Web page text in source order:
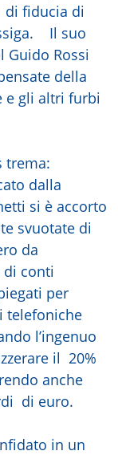
fiducia di
Il suo
Guido Rossi
della
e gli altri furbi
trema:
dalla
si è accorto
svuotate di
da
conti
per
telefoniche
l’ingenuo
il 20%
anche
di euro.
in un